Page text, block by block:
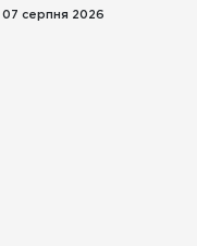
07 серпня 2026